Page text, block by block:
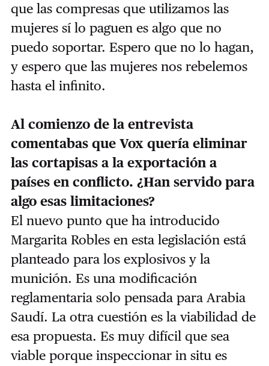
que las compresas que utilizamos las
mujeres sí lo paguen es algo que no
puedo soportar. Espero que no lo hagan,
y espero que las mujeres nos rebelemos
hasta el infinito.
Al comienzo de la entrevista
comentabas que Vox quería eliminar
las cortapisas a la exportación a
países en conflicto. ¿Han servido para
algo esas limitaciones?
El nuevo punto que ha introducido
Margarita Robles en esta legislación está
planteado para los explosivos y la
munición. Es una modificación
reglamentaria solo pensada para Arabia
Saudí. La otra cuestión es la viabilidad de
esa propuesta. Es muy difícil que sea
viable porque inspeccionar in situ es